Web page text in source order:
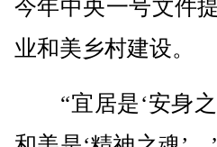
今年中央一号文件
业和美乡村建设。
“宜居是‘安身之